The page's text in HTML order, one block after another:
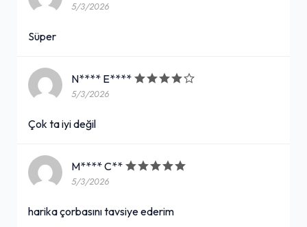
5/3/2026
Süper
N**** E****
5/3/2026
Çok ta iyi değil
M**** C**
5/3/2026
harika çorbasını tavsiye ederim